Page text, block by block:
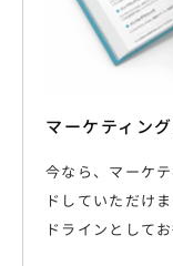
マーケティン
今なら、マーケ
ドしていただけ
ドラインとして